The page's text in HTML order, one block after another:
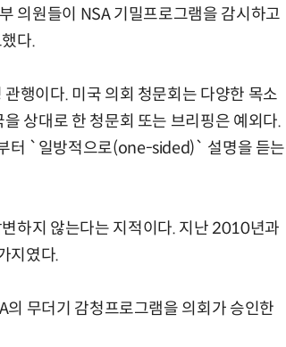
의원들이 NSA 기밀프로그램을 감시하고
다.
행이다. 미국 의회 청문회는 다양한 목소
상대로 한 청문회 또는 브리핑은 예외다.
터 `일방적으로(one-sided)` 설명을 듣는
하지 않는다는 지적이다. 지난 2010년과
지였다.
무더기 감청프로그램을 의회가 승인한
9
日서 벤틀리 몰다 사고낸 유명 한국
까”…월가에 판돈 몰린다는데